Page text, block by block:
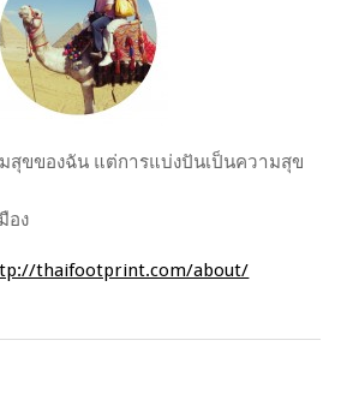
สุขของฉัน แต่การแบ่งปันเป็นความสุข
อง
thaifootprint.com/about/